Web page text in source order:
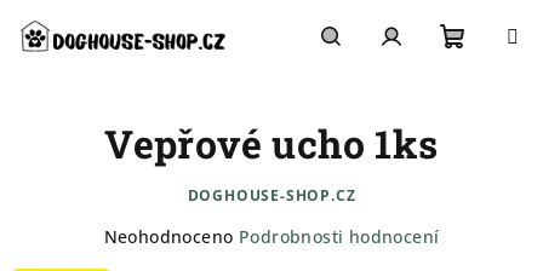
obsah
Vepřové ucho 1ks
DOGHOUSE-SHOP.CZ
Průměrné
Neohodnoceno Podrobnosti hodnocení